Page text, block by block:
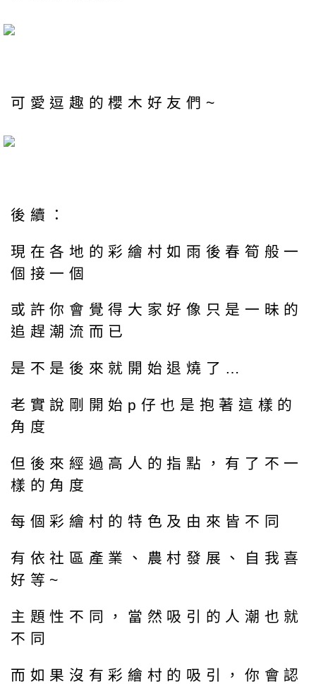
可愛逗趣的櫻木好友們~
後續：
現在各地的彩繪村如雨後春筍般一
個接一個
或許你會覺得大家好像只是一昧的
追趕潮流而已
是不是後來就開始退燒了…
老實說剛開始p仔也是抱著這樣的
角度
但後來經過高人的指點，有了不一
樣的角度
每個彩繪村的特色及由來皆不同
有依社區產業、農村發展、自我喜
好等~
主題性不同，當然吸引的人潮也就
不同
而如果沒有彩繪村的吸引，你會認